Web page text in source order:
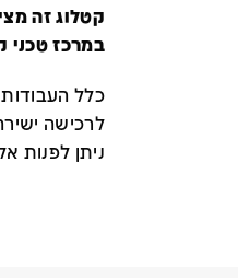
במרכז טכני
כלל
לרכישה
ניתן לפנות